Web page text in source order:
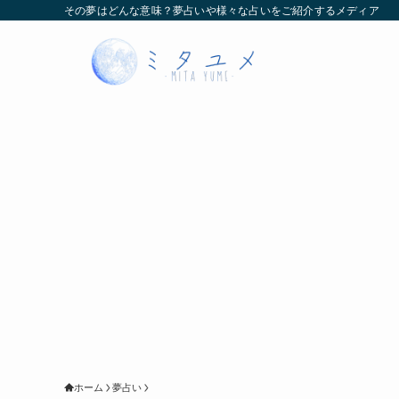
その夢はどんな意味？夢占いや様々な占いをご紹介するメディア
ホーム 夢占い